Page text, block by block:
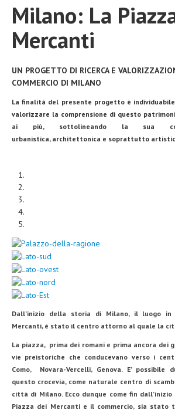
Milano: La
Mercanti
UN PROGETTO DI RICERCA E
COMMERCIO DI MILANO
La finalità del presente progetto è
valorizzare la comprensione di questo
ai più, sottolineando la sua
urbanistica, architettonica e soprattutto
Dall’inizio della storia di Milano, il luogo in
Mercanti, è stato il centro attorno al quale la
La piazza, prima dei romani e prima ancora dei
vie preistoriche che conducevano verso i
Como, Novara-Vercelli, Genova. E’ possibile
questo crocevia, come naturale centro di
città di Milano. Ecco dunque come fin
Piazza dei Mercanti e il commercio, sia stato